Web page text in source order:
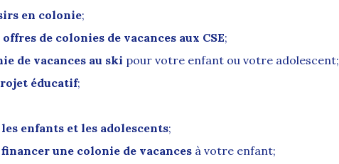
en colonie;
offres de colonies de vacances aux CSE;
de vacances au ski pour votre enfant ou votre adolescent;
éducatif;
enfants et les adolescents;
une colonie de vacances à votre enfant;